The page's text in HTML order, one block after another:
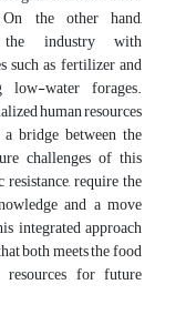
the other hand,
the industry with
such as fertilizer and
low-water forages.
human resources
bridge between the
challenges of this
require the
and a move
integrated approach
both meets the food
resources for future